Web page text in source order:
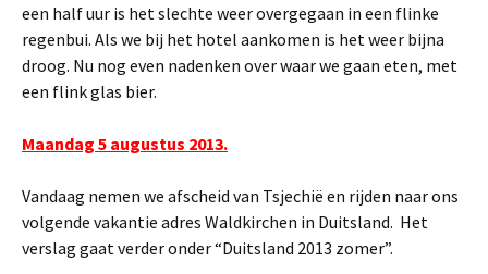
een half uur is het slechte weer overgegaan in een flinke
regenbui. Als we bij het hotel aankomen is het weer bijna
droog. Nu nog even nadenken over waar we gaan eten, met
een flink glas bier.
Maandag 5 augustus 2013.
Vandaag nemen we afscheid van Tsjechië en rijden naar ons
volgende vakantie adres Waldkirchen in Duitsland. Het
verslag gaat verder onder “Duitsland 2013 zomer”.